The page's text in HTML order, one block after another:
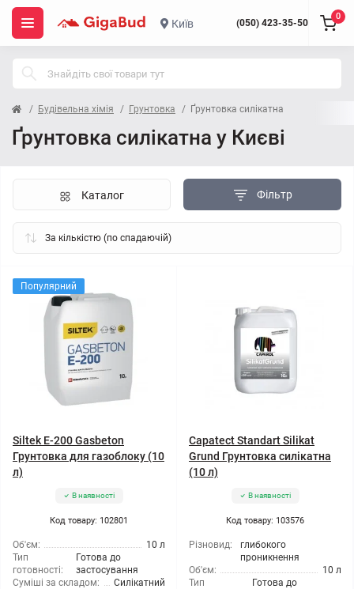
Київ (050) 423-35-50
0
Будівельна хімія Грунтовка Ґрунтовка силікатна
Ґрунтовка силікатна у Києві
Фільтр
Каталог
Популярний
Siltek E-200 Gasbeton
Грунтовка для газоблоку (10
л)
В наявності
Код товару: 102801
Об'єм:
10 л
Тип
готовності:
Готова до
застосування
Суміші за складом:
Силікатний
Capatect Standart Silikat
Grund Грунтовка силікатна
(10 л)
В наявності
Код товару: 103576
Різновид:
глибокого
проникнення
Об'єм:
10 л
Тип
Готова до